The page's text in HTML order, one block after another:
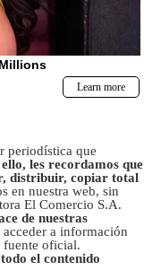
periodística que
les recordamos que
distribuir, copiar total
en nuestra web, sin
El Comercio S.A.
de nuestras
acceder a información
fuente oficial.
el contenido